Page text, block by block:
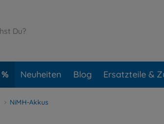
Neuheiten Blog Ersatzteile &
NiMH-Akkus